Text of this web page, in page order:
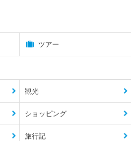
ツアー
観光
ショッピング
旅行記